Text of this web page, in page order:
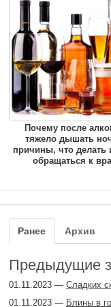
Почему после
тяжело дышать
причины, что делать
обращаться к
Ранее Архив
Предыдущие
01.11.2023 — Сладких
01.11.2023 — Блины в